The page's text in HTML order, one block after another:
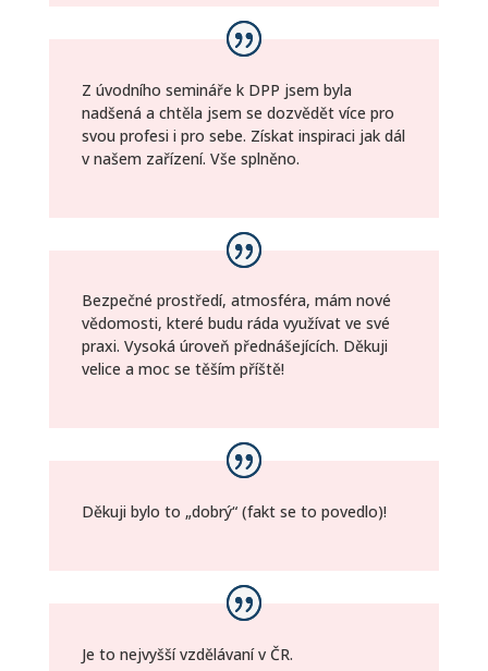
Z úvodního semináře k DPP jsem byla
nadšená a chtěla jsem se dozvědět více pro
svou profesi i pro sebe. Získat inspiraci jak dál
v našem zařízení. Vše splněno.
Bezpečné prostředí, atmosféra, mám nové
vědomosti, které budu ráda využívat ve své
praxi. Vysoká úroveň přednášejících. Děkuji
velice a moc se těším příště!
Děkuji bylo to „dobrý“ (fakt se to povedlo)!
Je to nejvyšší vzdělávaní v ČR.